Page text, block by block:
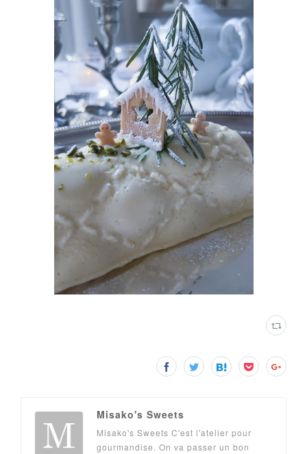
Misako's Sweets
Misako's Sweets C'est l'atelier pour
gourmandise. On va passer un bon